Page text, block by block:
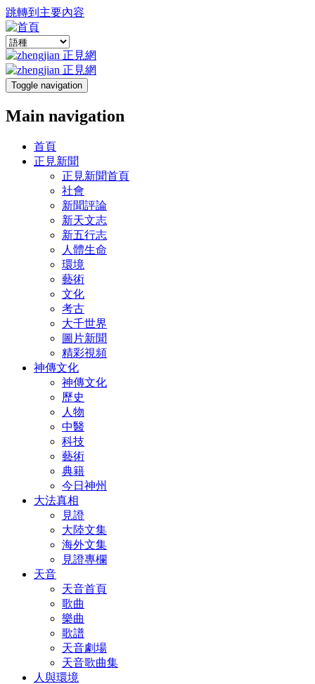
跳轉到主要內容
Toggle navigation
Main navigation
首頁
正見新聞
正見新聞首頁
社會
新聞評論
新天文志
新五行志
人體生命
環境
藝術
文化
考古
大千世界
圖片新聞
精彩視頻
神傳文化
神傳文化
歷史
人物
中醫
科技
藝術
典籍
今日神州
大法真相
見證
大陸文集
海外文集
見證專欄
天音
天音首頁
歌曲
樂曲
歌譜
天音劇場
天音歌曲集
人與環境